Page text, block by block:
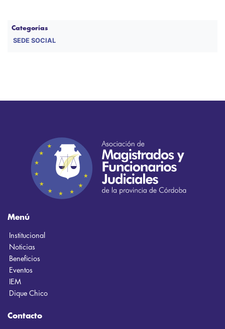
Categorías
SEDE SOCIAL
Menú
Institucional
Noticias
Beneficios
Eventos
IEM
Dique Chico
Contacto